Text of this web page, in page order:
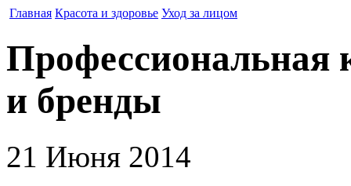
Главная Красота и здоровье Уход за лицом
Профессиональная
и бренды
21 Июня 2014